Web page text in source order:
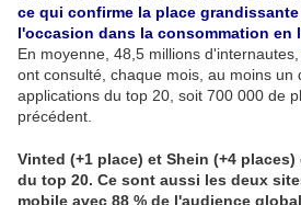
ce qui confirme la place
l'occasion dans la consommation en
En moyenne, 48,5 millions
ont consulté, chaque mois, au moins un
applications du top 20, soit 700 000 de
précédent.
Vinted (+1 place) et Shein (+4
du top 20. Ce sont aussi les deux
mobile avec 88 % de l'audience